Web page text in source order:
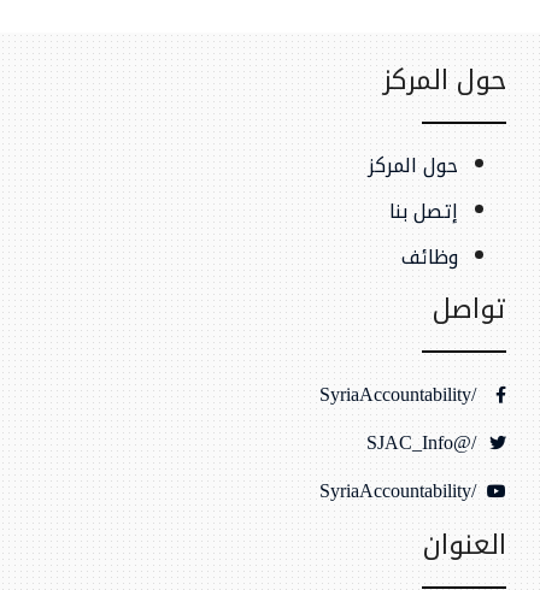
حول المركز
حول المركز
إتصل بنا
وظائف
تواصل
/SyriaAccountability
/@SJAC_Info
/SyriaAccountability
العنوان